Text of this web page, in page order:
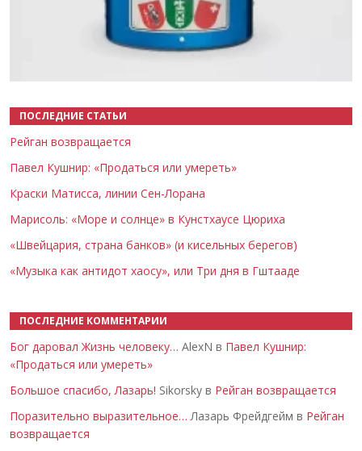
ПОСЛЕДНИЕ СТАТЬИ
Рейган возвращается
Павел Кушнир: «Продаться или умереть»
Краски Матисса, линии Сен-Лорана
Марисоль: «Море и солнце» в Кунстхаусе Цюриха
«Швейцария, страна банков» (и кисельных берегов)
«Музыка как антидот хаосу», или Три дня в Гштааде
ПОСЛЕДНИЕ КОММЕНТАРИИ
Бог даровал Жизнь человеку… AlexN в Павел Кушнир:
«Продаться или умереть»
Большое спасибо, Лазарь! Sikorsky в Рейган возвращается
Поразительно выразительное… Лазарь Фрейдгейм в Рейган
возвращается